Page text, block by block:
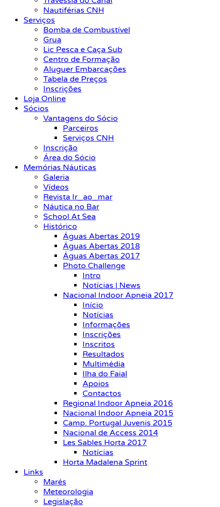
Nautiférias CNH
Serviços
Bomba de Combustível
Grua
Lic Pesca e Caça Sub
Centro de Formação
Aluguer Embarcações
Tabela de Preços
Inscrições
Loja Online
Sócios
Vantagens do Sócio
Parceiros
Serviços CNH
Inscrição
Área do Sócio
Memórias Náuticas
Galeria
Vídeos
Revista Ir_ao_mar
Náutica no Bar
School At Sea
Histórico
Águas Abertas 2019
Águas Abertas 2018
Águas Abertas 2017
Photo Challenge
Intro
Notícias | News
Nacional Indoor Apneia 2017
Início
Notícias
Informações
Inscrições
Inscritos
Resultados
Multimédia
Ilha do Faial
Apoios
Contactos
Regional Indoor Apneia 2016
Nacional Indoor Apneia 2015
Camp. Portugal Juvenis 2015
Nacional de Access 2014
Les Sables Horta 2017
Notícias
Horta Madalena Sprint
Links
Marés
Meteorologia
Legislação